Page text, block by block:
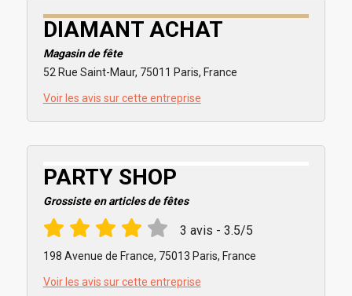
DIAMANT ACHAT
Magasin de fête
52 Rue Saint-Maur, 75011 Paris, France
Voir les avis sur cette entreprise
PARTY SHOP
Grossiste en articles de fêtes
3 avis - 3.5/5
198 Avenue de France, 75013 Paris, France
Voir les avis sur cette entreprise